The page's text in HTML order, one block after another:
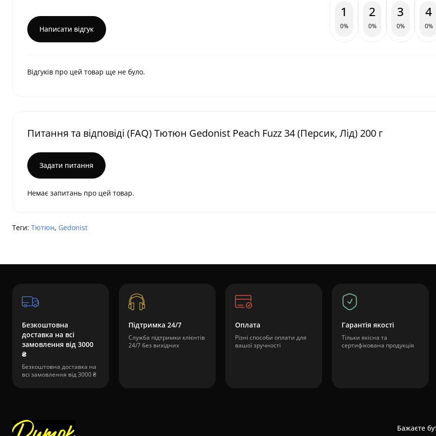
Написати відгук
1
0%
2
0%
3
0%
4
0%
Відгуків про цей товар ще не було.
Питання та відповіді (FAQ) Тютюн Gedonist Peach Fuzz 34 (Персик, Лід) 200 г
Задати питання
Немає запитань про цей товар.
Теги: Тютюн, Gedonist
Безкоштовна
доставка на всі
замовлення від 3000
₴
Безкоштовна доставка на
всі замовлення від 3000 ₴
Підтримка 24/7
Служба підтримки клієнтів
24/7 без вихідних
Оплата
Різні способи оплати для
вашої зручності
Гарантія якості
Тільки якісна та
сертифікована продукція
Бажаєте